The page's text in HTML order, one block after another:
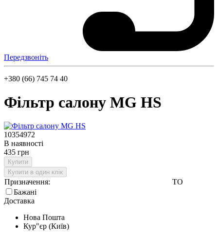
Передзвоніть
+380 (66) 745 74 40
Фільтр салону MG HS
10354972
В наявності
435 грн
Купити
Купити в один клік
Призначення:
ТО
Бажані
Доставка
Нова Пошта
Кур"єр (Київ)